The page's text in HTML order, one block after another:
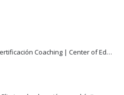
Revalidación Certificación Coaching | Center of Education and Leadership